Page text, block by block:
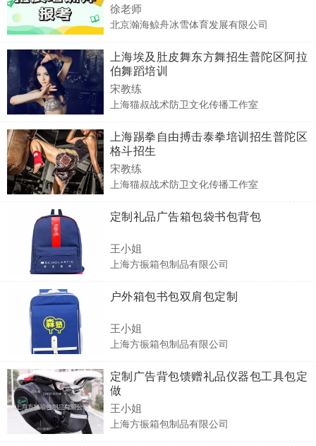
徐老师
北京瀚海鲸舟冰雪体育发展有限公司
上海埃及肚皮舞东方舞招生普陀区阿拉
伯舞蹈培训
宋教练
上海猫叔战术防卫文化传播工作室
上海踢拳自由搏击泰拳培训招生普陀区
格斗招生
宋教练
上海猫叔战术防卫文化传播工作室
定制礼品广告箱包袋书包背包
王小姐
上海方振箱包制品有限公司
户外箱包书包双肩包定制
王小姐
上海方振箱包制品有限公司
定制广告背包馈赠礼品仪器包工具包定
做
王小姐
上海方振箱包制品有限公司